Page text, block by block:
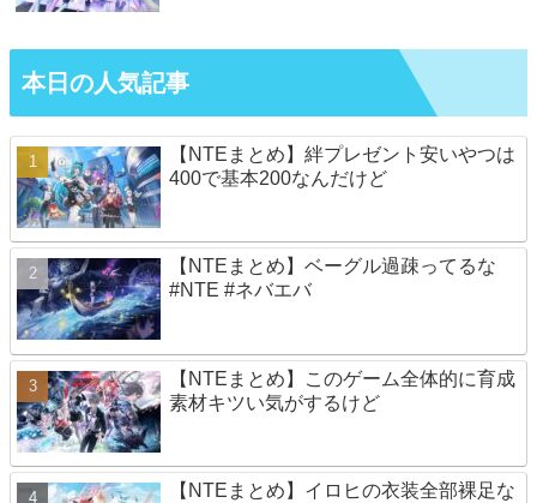
本日の人気記事
【NTEまとめ】絆プレゼント安いやつは
400で基本200なんだけど
【NTEまとめ】ベーグル過疎ってるな
#NTE #ネバエバ
【NTEまとめ】このゲーム全体的に育成
素材キツい気がするけど
【NTEまとめ】イロヒの衣装全部裸足な